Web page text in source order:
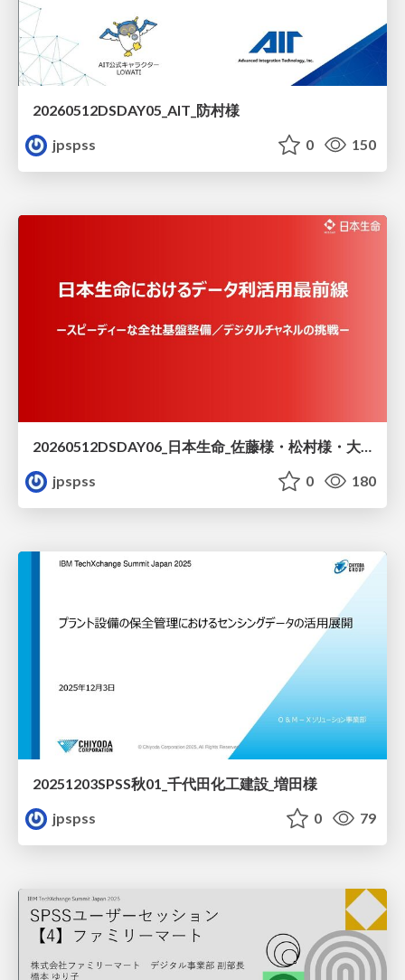
20260512DSDAY05_AIT_防村様
jpspss
0 150
20260512DSDAY06_日本生命_佐藤様・松村様・大西様
jpspss
0 180
20251203SPSS秋01_千代田化工建設_増田様
jpspss
0 79